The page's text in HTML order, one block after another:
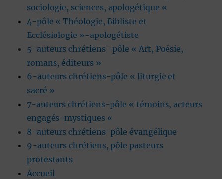
sociologie, sciences, apologétique «
4-pôle « Théologie, Bibliste et
Ecclésiologie »-apologétiste
5-auteurs chrétiens -pôle « Art, Poésie,
romans, éditeurs »
6-auteurs chrétiens-pôle « liturgie et
sacré »
7-auteurs chrétiens-pôle « témoins, acteurs
engagés-mystiques «
8-auteurs chrétiens-pôle évangélique
9-auteurs chrétiens, pôle pasteurs
protestants
Accueil